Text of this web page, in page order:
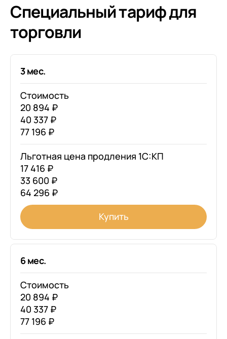
Специальный тариф для
торговли
3 мес.
Стоимость
20 894 ₽
40 337 ₽
77 196 ₽
Льготная цена продления 1С:КП
17 416 ₽
33 600 ₽
64 296 ₽
Купить
6 мес.
Стоимость
20 894 ₽
40 337 ₽
77 196 ₽